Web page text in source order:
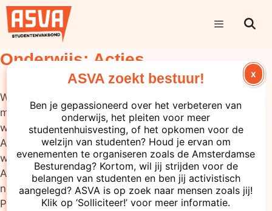
Onderwijs: Acties
We voeren actie als de stem van studenten niet
meegenomen wordt in landelijk of lokaal beleid,
waarbij het belang en de toekomst van de
Amsterdamse student centraal staat. Ook gebruiken
we de pers en media om op te komen voor
Amsterdamse studenten. Zo schrijven we regelmatig
nieuwsartikelen in onder andere Hvana, Folia en Het
Parool. Ook sturen we elke maand een nieuwsbrief
ASVA zoekt bestuur!
Ben je gepassioneerd over het verbeteren van
onderwijs, het pleiten voor meer
studentenhuisvesting, of het opkomen voor de
welzijn van studenten? Houd je ervan om
evenementen te organiseren zoals de Amsterdamse
Besturendag? Kortom, wil jij strijden voor de
belangen van studenten en ben jij activistisch
aangelegd? ASVA is op zoek naar mensen zoals jij!
Klik op ‘Solliciteer!’ voor meer informatie.
X